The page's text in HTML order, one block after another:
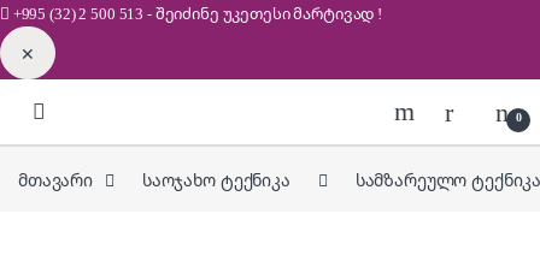
+995 (32) 2 500 513 - შეიძინე უკეთესიმარტივად !
✕
0
მთავარი საოჯახო ტექნიკა სამზარეულო